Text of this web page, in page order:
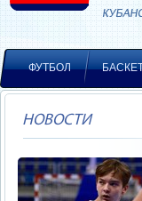
ФУТБОЛ
НОВОСТИ